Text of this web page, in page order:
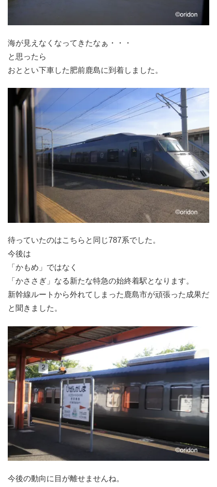
海が見えなくなってきたなぁ・・・
と思ったら
おととい下車した肥前鹿島に到着しました。
待っていたのはこちらと同じ787系でした。
今後は
「かもめ」ではなく
「かささぎ」なる新たな特急の始終着駅となります。
新幹線ルートから外れてしまった鹿島市が頑張った成果だ
と聞きました。
今後の動向に目が離せませんね。